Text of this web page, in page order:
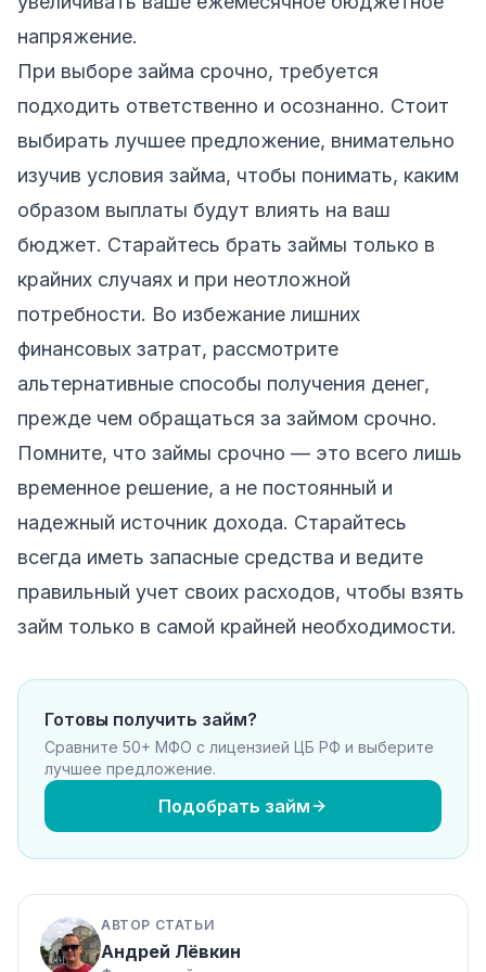
напряжение.
При выборе займа срочно, требуется
подходить ответственно и осознанно. Стоит
выбирать лучшее предложение, внимательно
изучив условия займа, чтобы понимать, каким
образом выплаты будут влиять на ваш
бюджет. Старайтесь брать займы только в
крайних случаях и при неотложной
потребности. Во избежание лишних
финансовых затрат, рассмотрите
альтернативные способы получения денег,
прежде чем обращаться за займом срочно.
Помните, что займы срочно — это всего лишь
временное решение, а не постоянный и
надежный источник дохода. Старайтесь
всегда иметь запасные средства и ведите
правильный учет своих расходов, чтобы взять
займ только в самой крайней необходимости.
Готовы получить займ?
Сравните 50+ МФО с лицензией ЦБ РФ и выберите
лучшее предложение.
Подобрать займ
АВТОР СТАТЬИ
Андрей Лёвкин